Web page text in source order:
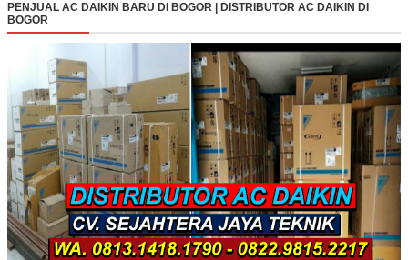
PENJUAL AC DAIKIN BARU DI BOGOR | DISTRIBUTOR AC DAIKIN DI
BOGOR